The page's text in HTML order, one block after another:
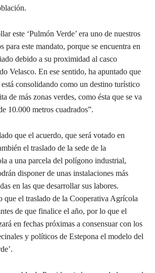
este ‘Pulmón Verde’ era uno de nuestros
para este mandato, porque se encuentra en
debido a su proximidad al casco
Velasco. En ese sentido, ha apuntado que
consolidando como un destino turístico
de más zonas verdes, como ésta que se va
10.000 metros cuadrados”.
que el acuerdo, que será votado en
el traslado de la sede de la
a una parcela del polígono industrial,
disponer de unas instalaciones más
en las que desarrollar sus labores.
que el traslado de la Cooperativa Agrícola
de que finalice el año, por lo que el
en fechas próximas a consensuar con los
y políticos de Estepona el modelo del